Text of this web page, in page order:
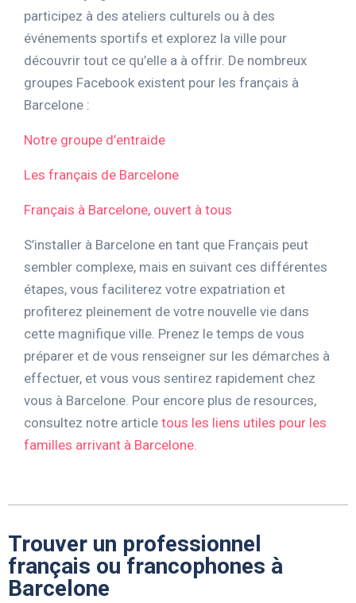
participez à des ateliers culturels ou à des
événements sportifs et explorez la ville pour
découvrir tout ce qu’elle a à offrir. De nombreux
groupes Facebook existent pour les français à
Barcelone :
Notre groupe d’entraide
Les français de Barcelone
Français à Barcelone, ouvert à tous
S’installer à Barcelone en tant que Français peut
sembler complexe, mais en suivant ces différentes
étapes, vous faciliterez votre expatriation et
profiterez pleinement de votre nouvelle vie dans
cette magnifique ville. Prenez le temps de vous
préparer et de vous renseigner sur les démarches à
effectuer, et vous vous sentirez rapidement chez
vous à Barcelone. Pour encore plus de resources,
consultez notre article tous les liens utiles pour les
familles arrivant à Barcelone.
Trouver un professionnel
français ou francophones à
Barcelone